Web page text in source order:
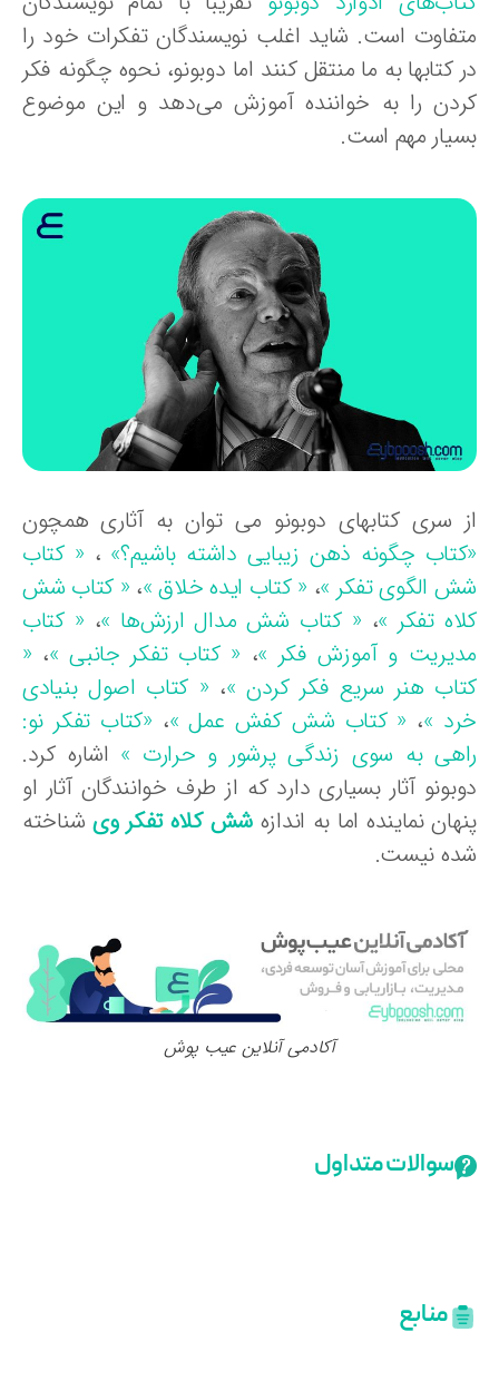
است. شاید اغلب نویسندگان تفکرات خود را
کتابها به ما منتقل کنند اما دوبونو، نحوه چگونه فکر
را به خواننده آموزش می‌دهد و این موضوع
مهم است.
سری کتابهای دوبونو می توان به آثاری همچون
چگونه ذهن زیبایی داشته باشیم؟»،« کتاب
الگوی تفکر »، « کتاب ایده خلاق »،« کتاب شش
تفکر »، « کتاب شش مدال ارزش‌ها »، « کتاب
و آموزش فکر »، « کتاب تفکر جانبی »، «
هنر سریع فکر کردن »، « کتاب اصول بنیادی
»، « کتاب شش کفش عمل »، «کتاب تفکر نو:
به سوی زندگی پرشور و حرارت »اشاره کرد.
آثار بسیاری دارد که از طرف خوانندگان آثار او
نماینده اما به اندازهشش کلاه تفکر وی شناخته
نیست.
آکادمی آنلاین عیب پوش
سوالات متداول
منابع